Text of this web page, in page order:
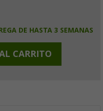
DE HASTA 3 SEMANAS
CARRITO